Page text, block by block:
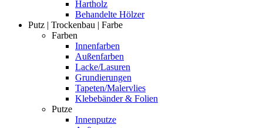
Hartholz
Behandelte Hölzer
Putz | Trockenbau | Farbe
Farben
Innenfarben
Außenfarben
Lacke/Lasuren
Grundierungen
Tapeten/Malervlies
Klebebänder & Folien
Putze
Innenputze